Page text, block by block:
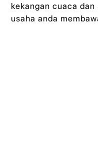
kekangan cuaca
usaha anda